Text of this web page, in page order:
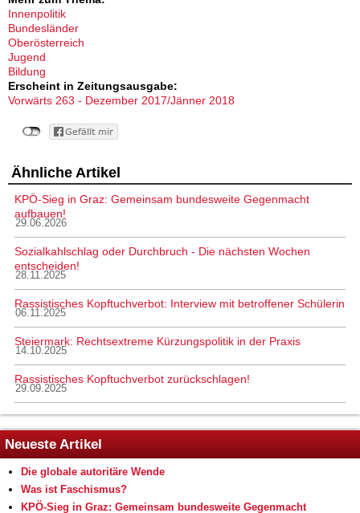
Innenpolitik
Bundesländer
Oberösterreich
Jugend
Bildung
Erscheint in Zeitungsausgabe:
Vorwärts 263 - Dezember 2017/Jänner 2018
Ähnliche Artikel
KPÖ-Sieg in Graz: Gemeinsam bundesweite Gegenmacht
aufbauen!
29.06.2026
Sozialkahlschlag oder Durchbruch - Die nächsten Wochen
entscheiden!
28.11.2025
Rassistisches Kopftuchverbot: Interview mit betroffener Schülerin
06.11.2025
Steiermark: Rechtsextreme Kürzungspolitik in der Praxis
14.10.2025
Rassistisches Kopftuchverbot zurückschlagen!
29.09.2025
Neueste Artikel
Die globale autoritäre Wende
Was ist Faschismus?
KPÖ-Sieg in Graz: Gemeinsam bundesweite Gegenmacht